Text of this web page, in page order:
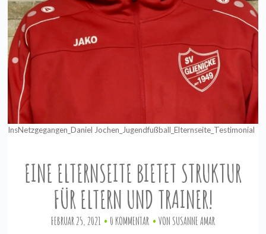
InsNetzgegangen_Daniel Jochen_Jugendfußball_Elternseite_Testimonial
EINE ELTERNSEITE BIETET STRUKTUR
FÜR ELTERN UND TRAINER!
FEBRUAR 25, 2021 0 KOMMENTAR VON SUSANNE AMAR